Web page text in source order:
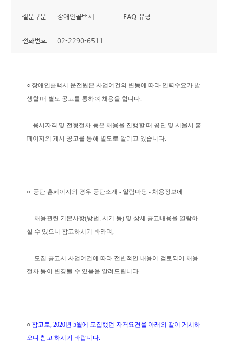
질문구분 장애인콜택시 FAQ 유형
전화번호 02-2290-6511
○ 장애인콜택시 운전원은 사업여건의 변동에 따라 인력수요가 발
생할 때 별도 공고를 통하여 채용을 합니다.
응시자격 및 전형절차 등은 채용을 진행할 때 공단 및 서울시 홈
페이지의 게시 공고를 통해 별도로 알리고 있습니다.
○ 공단 홈페이지의 경우 공단소개 - 알림마당 - 채용정보에
채용관련 기본사항(방법, 시기 등) 및 상세 공고내용을 열람하
실 수 있으니 참고하시기 바라며,
모집 공고시 사업여건에 따라 전반적인 내용이 검토되어 채용
절차 등이 변경될 수 있음을 알려드립니다
○ 참고로, 2020년 5월에 모집했던 자격요건을 아래와 같이 게시하
오니 참고 하시기 바랍니다.